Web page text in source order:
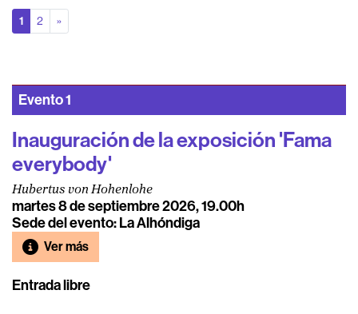
1(actual)
2 »siguiente página
Evento1
Inauguración de la exposición 'Fama
everybody'
Hubertus von Hohenlohe
martes 8 de septiembre 2026, 19.00h
Sede del evento: La Alhóndiga
Ver más
Entrada libre